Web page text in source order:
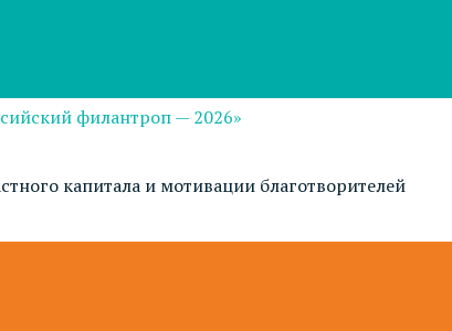
филантроп — 2026»
капитала и мотивации благотворителей